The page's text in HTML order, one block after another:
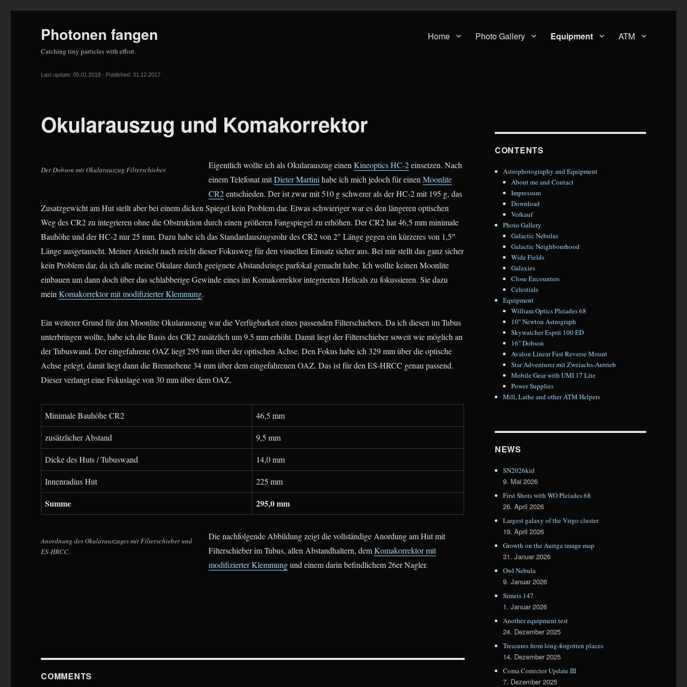
Photonen fangen
Catching tiny particles with effort.
Home Photo Gallery Equipment ATM
Last update: 05.01.2018 - Published: 31.12.2017
Okularauszug und Komakorrektor
Der Dobson mit Okularauszug Filterschieber. Eigentlich wollte ich als Okularauszug einenKineoptics HC-2einsetzen. Nach
einem Telefonat mitDieter Martini habe ich mich jedoch für einenMoonlite
CR2entschieden. Der ist zwar mit 510 g schwerer als der HC-2 mit 195 g, das
Zusatzgewicht am Hut stellt aber bei einem dicken Spiegel kein Problem dar. Etwas schwieriger war es den längeren optischen
Weg des CR2 zu integrieren ohne die Obstruktion durch einen größeren Fangspiegel zu erhöhen. Der CR2 hat 46,5 mm minimale
Bauhöhe und der HC-2 nur 25 mm. Dazu habe ich das Standardauszugsrohr des CR2 von 2″ Länge gegen ein kürzeres von 1,5″
Länge ausgetauscht. Meiner Ansicht nach reicht dieser Fokusweg für den visuellen Einsatz sicher aus. Bei mir stellt das ganz sicher
kein Problem dar, da ich alle meine Okulare durch geeignete Abstandsringe parfokal gemacht habe. Ich wollte keinen Moonlite
einbauen um dann doch über das schlabberige Gewinde eines im Komakorrektor integrierten Helicals zu fokussieren. Sie dazu
meinKomakorrektor mit modifizierter Klemmung.
Ein weiterer Grund für den Moonlite Okularauszug war die Verfügbarkeit eines passenden Filterschiebers. Da ich diesen im Tubus
unterbringen wollte, habe ich die Basis des CR2 zusätzlich um 9.5 mm erhöht. Damit liegt der Filterschieber soweit wie möglich an
der Tubuswand. Der eingefahrene OAZ liegt 295 mm über der optischen Achse. Den Fokus habe ich 329 mm über die optische
Achse gelegt, damit liegt dann die Brennebene 34 mm über dem eingefahrenen OAZ. Das ist für den ES-HRCC genau passend.
Dieser verlangt eine Fokuslage von 30 mm über dem OAZ.
Minimale Bauhöhe CR2 46,5 mm
zusätzlicher Abstand 9,5 mm
Dicke des Huts / Tubuswand 14,0 mm
Innenradius Hut 225 mm
Summe 295,0 mm
Anordnung des Okularauszuges mit Filterschieber und
ES-HRCC.
Die nachfolgende Abbildung zeigt die vollständige Anordung am Hut mit
Filterschieber im Tubus, allen Abstandhaltern, demKomakorrektor mit
modifizierter Klemmungund einem darin befindlichem 26er Nagler.
COMMENTS
CONTENTS
Astrophotography and Equipment
About me and Contact
Impressum
Download
Verkauf
Photo Gallery
Galactic Nebulas
Galactic Neighbourhood
Wide Fields
Galaxies
Close Encounters
Celestials
Equipment
William Optics Pleiades 68
10″ Newton Astrograph
Skywatcher Esprit 100 ED
16″ Dobson
Avalon Linear Fast Reverse Mount
Star Adventurer mit Zweiachs-Antrieb
Mobile Gear with UMI 17 Lite
Power Supplies
Mill, Lathe and other ATM Helpers
NEWS
SN2026kid
9. Mai 2026
First Shots with WO Pleiades 68
26. April 2026
Largest galaxy of the Virgo cluster
19. April 2026
Growth on the Auriga image map
31. Januar 2026
Owl Nebula
9. Januar 2026
Simeis 147
1. Januar 2026
Another equipment test
24. Dezember 2025
Treasures from long-forgotten places
14. Dezember 2025
Coma Corrector Update III
7. Dezember 2025